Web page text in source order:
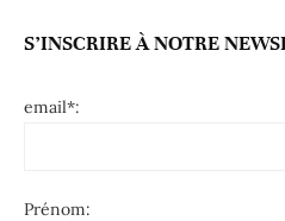
S’INSCRIRE À NOTRE
email*:
Prénom: